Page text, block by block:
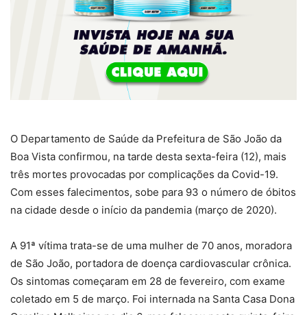
O Departamento de Saúde da Prefeitura de São João da
Boa Vista confirmou, na tarde desta sexta-feira (12), mais
três mortes provocadas por complicações da Covid-19.
Com esses falecimentos, sobe para 93 o número de óbitos
na cidade desde o início da pandemia (março de 2020).
A 91ª vítima trata-se de uma mulher de 70 anos, moradora
de São João, portadora de doença cardiovascular crônica.
Os sintomas começaram em 28 de fevereiro, com exame
coletado em 5 de março. Foi internada na Santa Casa Dona